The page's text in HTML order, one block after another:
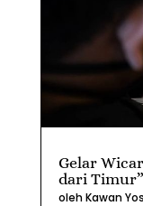
Gelar
dari Timur”
olehKawan